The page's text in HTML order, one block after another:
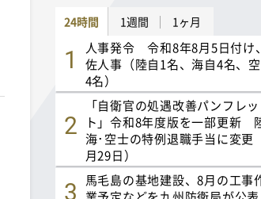
24時間 1週間 1ヶ月
人事発令 令和8年8月5日付け
佐人事（陸自1名、海自4名、
4名）
「自衛官の処遇改善パンフレッ
ト」令和8年度版を一部更新
海･空士の特例退職手当に変更
月29日）
馬毛島の基地建設、8月の工事